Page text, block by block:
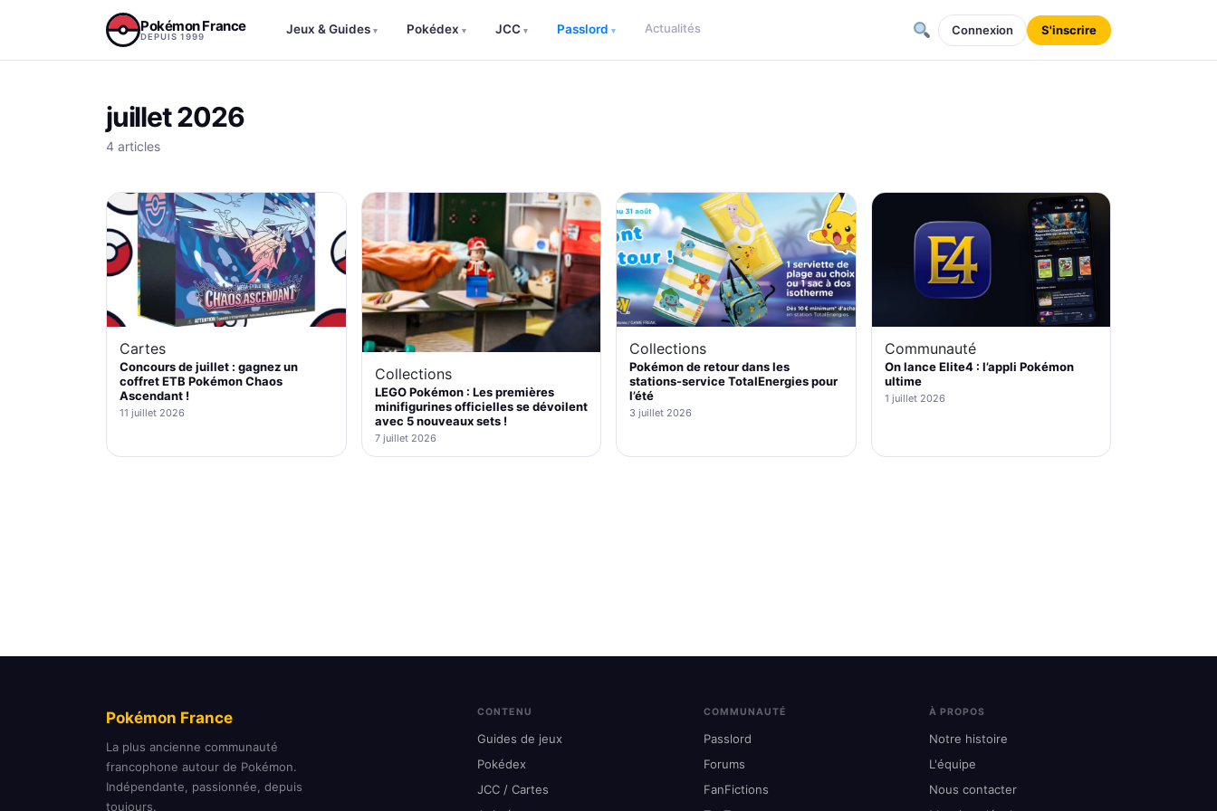
Pokémon France
DEPUIS 1999
Jeux & Guides ▾ Pokédex ▾ JCC ▾ Passlord ▾ Actualités Connexion S'inscrire
juillet 2026
4 articles
Cartes
Concours de juillet : gagnez un
coffret ETB Pokémon Chaos
Ascendant !
11 juillet 2026
Collections
LEGO Pokémon : Les premières
minifigurines officielles se dévoilent
avec 5 nouveaux sets !
7 juillet 2026
Collections
Pokémon de retour dans les
stations-service TotalEnergies pour
l’été
3 juillet 2026
Communauté
On lance Elite4 : l’appli Pokémon
ultime
1 juillet 2026
Pokémon France
La plus ancienne communauté
francophone autour de Pokémon.
Indépendante, passionnée, depuis
toujours.
CONTENU
Guides de jeux
Pokédex
JCC / Cartes
COMMUNAUTÉ
Passlord
Forums
FanFictions
À PROPOS
Notre histoire
L'équipe
Nous contacter